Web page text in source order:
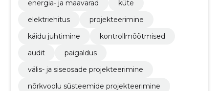
energia- ja maavarad
küte
elektriehitus
projekteerimine
käidu juhtimine
kontrollmõõtmised
audit
paigaldus
välis- ja siseosade projekteerimine
nõrkvoolu süsteemide projekteerimine